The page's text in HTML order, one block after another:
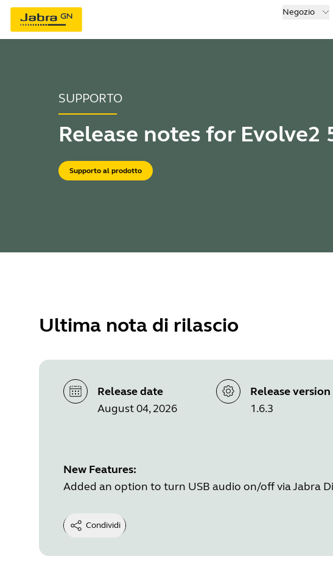
Negozio
SUPPORTO
Release notes for Evolve2
Supporto al prodotto
Ultima nota di rilascio
Release date
August 04, 2026
Release version
1.6.3
New Features:
Added an option to turn USB audio on/off via Jabra
Condividi